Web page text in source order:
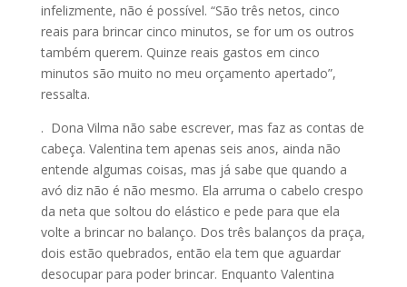
infelizmente, não é possível. “São três netos, cinco
reais para brincar cinco minutos, se for um os outros
também querem. Quinze reais gastos em cinco
minutos são muito no meu orçamento apertado”,
ressalta.
. Dona Vilma não sabe escrever, mas faz as contas de
cabeça. Valentina tem apenas seis anos, ainda não
entende algumas coisas, mas já sabe que quando a
avó diz não é não mesmo. Ela arruma o cabelo crespo
da neta que soltou do elástico e pede para que ela
volte a brincar no balanço. Dos três balanços da praça,
dois estão quebrados, então ela tem que aguardar
desocupar para poder brincar. Enquanto Valentina